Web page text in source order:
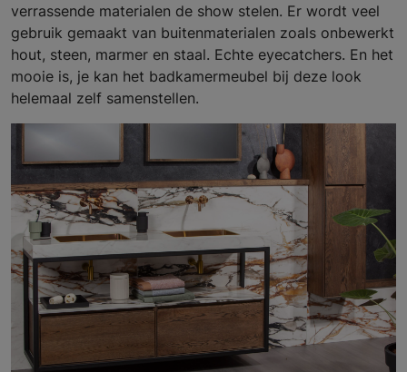
verrassende materialen de show stelen. Er wordt veel
gebruik gemaakt van buitenmaterialen zoals onbewerkt
hout, steen, marmer en staal. Echte eyecatchers. En het
mooie is, je kan het badkamermeubel bij deze look
helemaal zelf samenstellen.